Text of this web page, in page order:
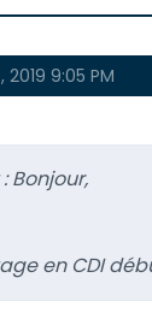
2019 9:05 PM
Bonjour,
en CDI